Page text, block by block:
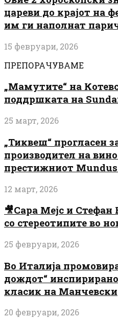
цареви до крајот на
им ги наполнат
15 февруари, 2026
ПРЕПОРАЧУВАМЕ
„Мамутите“ на
поддршката на
25 март, 2026
„Тиквеш“ прогласен
производител на
престижниот
12 март, 2026
🎥Сара Мејс и
со стереотипите во
25 февруари, 2026
Во Италија
дождот“
класик на Манчевски
20 февруари, 2026